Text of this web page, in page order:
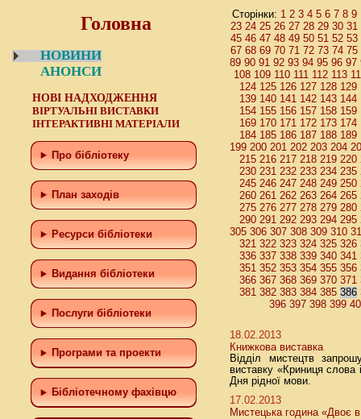
Головна
НОВИНИ
АНОНСИ
НОВІ НАДХОДЖЕННЯ
ВІРТУАЛЬНІ ВИСТАВКИ
ІНТЕРАКТИВНІ МАТЕРІАЛИ
Про бібліотеку
План заходів
Ресурси бібліотеки
Видання бібліотеки
Послуги бібліотеки
Програми та проекти
Бiблiотечному фахiвцю
Сторінки: 1 2 3 4 5 6 7 8 9
23 24 25 26 27 28 29 30 31
45 46 47 48 49 50 51 52 53
67 68 69 70 71 72 73 74 75
89 90 91 92 93 94 95 96 97
108 109 110 111 112 113
124 125 126 127 128 129
139 140 141 142 143 144
154 155 156 157 158 159
169 170 171 172 173 174
184 185 186 187 188 189
199 200 201 202 203 204
215 216 217 218 219 220
230 231 232 233 234 235
245 246 247 248 249 250
260 261 262 263 264 265
275 276 277 278 279 280
290 291 292 293 294 295
305 306 307 308 309 310
321 322 323 324 325 326
336 337 338 339 340 341
351 352 353 354 355 356
366 367 368 369 370 371
381 382 383 384 385 386
396 397 398 399
18.02.2013
Книжкова виставка
Відділ мистецтв
виставку «Криниця слова
Дня рідної мови.
17.02.2013
Мистецька година «Двоє в